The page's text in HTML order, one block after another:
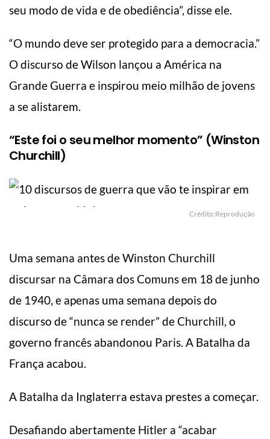
seu modo de vida e de obediência”, disse ele.
“O mundo deve ser protegido para a democracia.”
O discurso de Wilson lançou a América na
Grande Guerra e inspirou meio milhão de jovens
a se alistarem.
“Este foi o seu melhor momento” (Winston
Churchill)
Crédito:Reprodução
Uma semana antes de Winston Churchill
discursar na Câmara dos Comuns em 18 de junho
de 1940, e apenas uma semana depois do
discurso de “nunca se render” de Churchill, o
governo francês abandonou Paris. A Batalha da
França acabou.
A Batalha da Inglaterra estava prestes a começar.
Desafiando abertamente Hitler a “acabar